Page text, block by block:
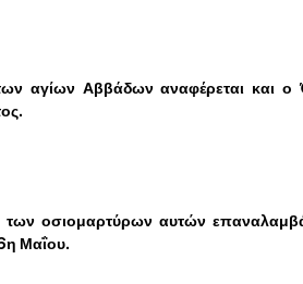
αγίων Αββάδων αναφέρεται και ο
οσιομαρτύρων αυτών
Μαΐου.